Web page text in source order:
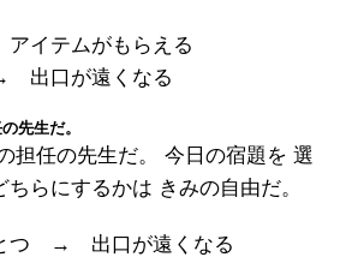
イテムがもらえる
出口が遠くなる
先生だ。
担任の先生だ。 今日の宿題を 選
らにするかは きみの自由だ。
とつ → 出口が遠くなる